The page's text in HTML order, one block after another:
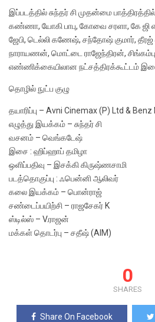
இப்படத்தில் சுந்தர் சி முதன்மை
கண்ணா, யோகி பாபு, கோவை சரளா, கே ஜி
ஜேபி, டெல்லி கணேஷ், சந்தோஷ் குமார்,
நாராயணன், மொட்டை ராஜேந்திரன்,
எண்ணிக்கையிலான நட்சத்திரக்கூட்டம்
தொழில் நுட்ப குழு
தயாரிப்பு – Avni Cinemax (P) Ltd & Benz
எழுத்து இயக்கம் – சுந்தர் சி
வசனம் – வெங்கடேஷ்
இசை : ஹிப்ஹாப் தமிழா
ஒளிப்பதிவு – இசக்கி கிருஷ்ணசாமி
படத்தொகுப்பு : ஃபென்னி ஆலிவர்
கலை இயக்கம் – பொன்ராஜ்
சண்டைப்பயிற்சி – ராஜசேகர் K
ஸ்டில்ஸ் – V.ராஜன்
மக்கள் தொடர்பு – சதீஷ் (AIM)
0
SHARES
Share On Facebook